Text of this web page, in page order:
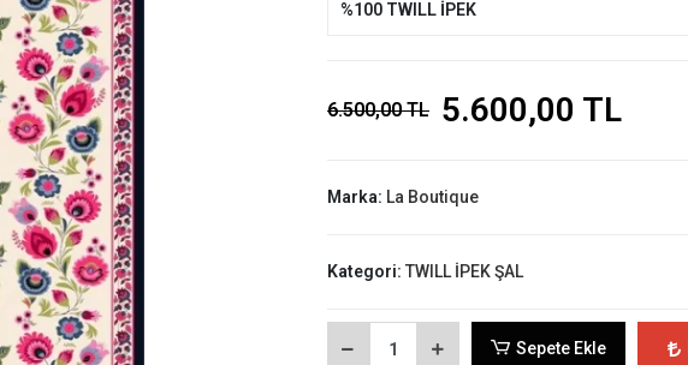
%100 TWILL İPEK
6.500,00 TL 5.600,00 TL
Marka: La Boutique
Kategori: TWILL İPEK ŞAL
Sepete Ekle